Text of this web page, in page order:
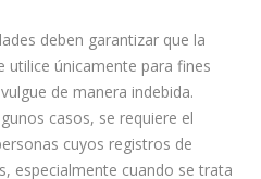
deben garantizar que la
utilice únicamente para fines
de manera indebida.
casos, se requiere el
cuyos registros de
especialmente cuando se trata